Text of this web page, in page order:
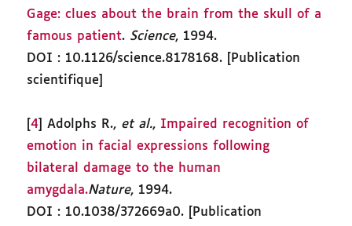
Gage: clues about the brain from the skull of a
famous patient. Science, 1994.
DOI : 10.1126/science.8178168. [Publication
scientifique]
[4 ] Adolphs R., et al., Impaired recognition of
emotion in facial expressions following
bilateral damage to the human
amygdala.Nature, 1994.
DOI : 10.1038/372669a0. [Publication